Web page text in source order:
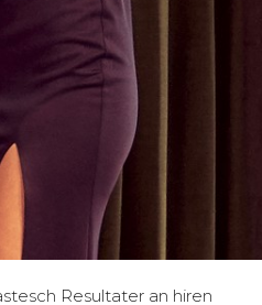
Resultater an hiren